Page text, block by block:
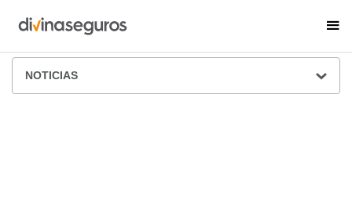
ÁREA DE PRENSA
NOTICIAS